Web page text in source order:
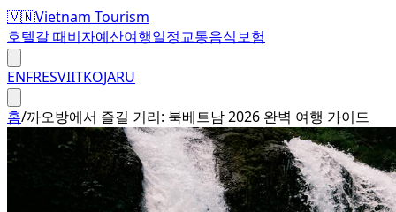
🇻🇳Vietnam Tourism
호텔갈 때비자예산여행일정교통음식보험
ENFRESVIITKOJARU
홈/까오방에서 즐길 거리: 북베트남 2026 완벽 여행 가이드